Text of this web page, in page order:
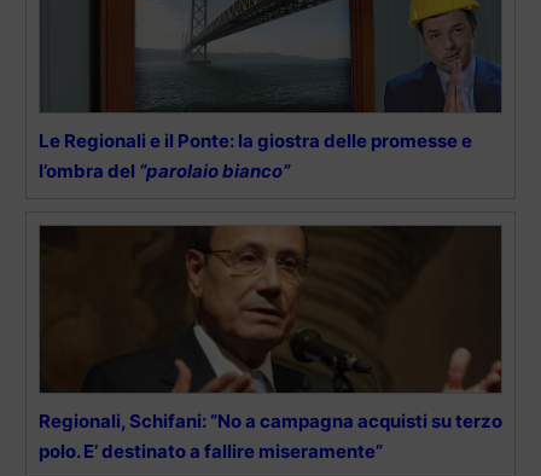
Le Regionali e il Ponte: la giostra delle promesse e
l’ombra del “parolaio bianco”
Regionali, Schifani: “No a campagna acquisti su terzo
polo. E’ destinato a fallire miseramente”